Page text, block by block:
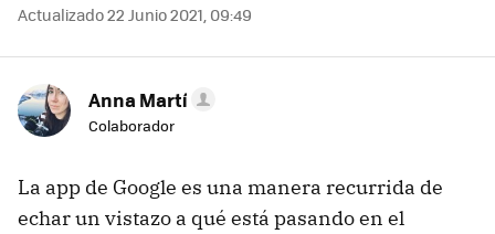
Actualizado 22 Junio 2021, 09:49
Anna Martí
Colaborador
La app de Google es una manera recurrida de
echar un vistazo a qué está pasando en el